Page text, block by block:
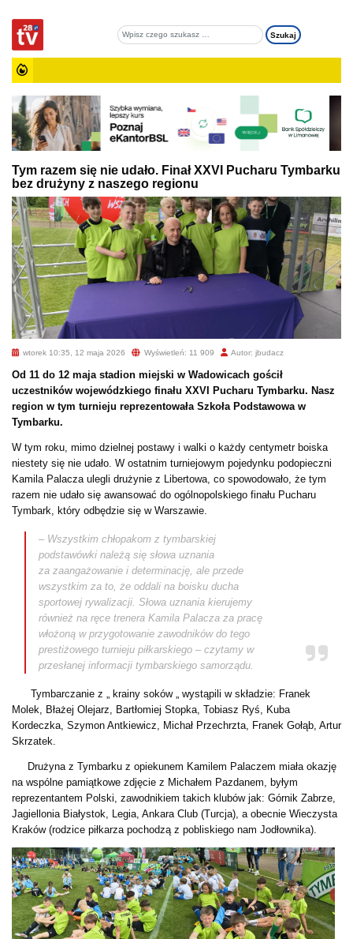
Tym razem się nie udało. Finał XXVI Pucharu Tymbarku
bez drużyny z naszego regionu
wtorek 10:35, 12 maja 2026 Wyświetleń: 11 909 Autor: jbudacz
Od 11 do 12 maja stadion miejski w Wadowicach gościł
uczestników wojewódzkiego finału XXVI Pucharu Tymbarku. Nasz
region w tym turnieju reprezentowała Szkoła Podstawowa w
Tymbarku.
W tym roku, mimo dzielnej postawy i walki o każdy centymetr boiska
niestety się nie udało. W ostatnim turniejowym pojedynku podopieczni
Kamila Palacza ulegli drużynie z Libertowa, co spowodowało, że tym
razem nie udało się awansować do ogólnopolskiego finału Pucharu
Tymbark, który odbędzie się w Warszawie.
– Wszystkim chłopakom z tymbarskiej
podstawówki należą się słowa uznania
za zaangażowanie i determinację, ale przede
wszystkim za to, że oddali na boisku ducha
sportowej rywalizacji. Słowa uznania kierujemy
również na ręce trenera Kamila Palacza za pracę
włożoną w przygotowanie zawodników do tego
prestiżowego turnieju piłkarskiego – czytamy w
przesłanej informacji tymbarskiego samorządu.
Tymbarczanie z „ krainy soków „ wystąpili w składzie: Franek
Molek, Błażej Olejarz, Bartłomiej Stopka, Tobiasz Ryś, Kuba
Kordeczka, Szymon Antkiewicz, Michał Przechrzta, Franek Gołąb, Artur
Skrzatek.
Drużyna z Tymbarku z opiekunem Kamilem Palaczem miała okazję
na wspólne pamiątkowe zdjęcie z Michałem Pazdanem, byłym
reprezentantem Polski, zawodnikiem takich klubów jak: Górnik Zabrze,
Jagiellonia Białystok, Legia, Ankara Club (Turcja), a obecnie Wieczysta
Kraków (rodzice piłkarza pochodzą z pobliskiego nam Jodłownika).